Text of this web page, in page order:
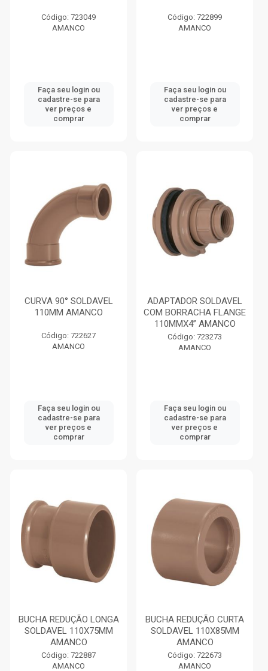
Código: 723049
AMANCO
Faça seu login ou
cadastre-se para
ver preços e
comprar
Código: 722899
AMANCO
Faça seu login ou
cadastre-se para
ver preços e
comprar
CURVA 90° SOLDAVEL
110MM AMANCO
Código: 722627
AMANCO
Faça seu login ou
cadastre-se para
ver preços e
comprar
ADAPTADOR SOLDAVEL
COM BORRACHA FLANGE
110MMX4” AMANCO
Código: 723273
AMANCO
Faça seu login ou
cadastre-se para
ver preços e
comprar
BUCHA REDUÇÃO LONGA
SOLDAVEL 110X75MM
AMANCO
Código: 722887
AMANCO
BUCHA REDUÇÃO CURTA
SOLDAVEL 110X85MM
AMANCO
Código: 722673
AMANCO